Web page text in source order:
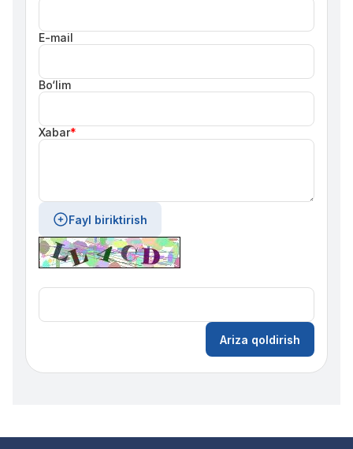
E-mail
Bo‘lim
Xabar*
Fayl biriktirish
Ariza qoldirish